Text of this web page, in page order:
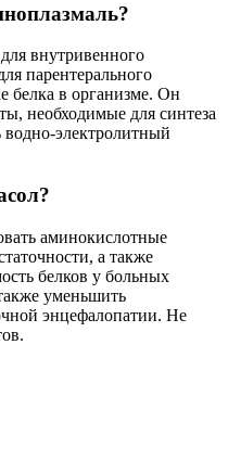
внутривенного
парентерального
белка в организме. Он
необходимые для синтеза
водно-электролитный
аминокислотные
а также
белков у больных
уменьшить
энцефалопатии. Не